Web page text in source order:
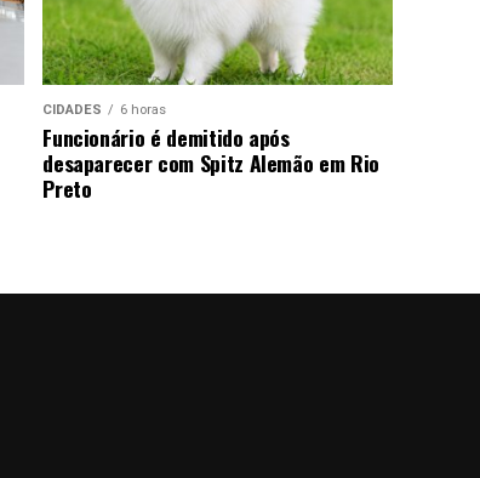
CIDADES 6 horas
Funcionário é demitido após
desaparecer com Spitz Alemão em Rio
Preto